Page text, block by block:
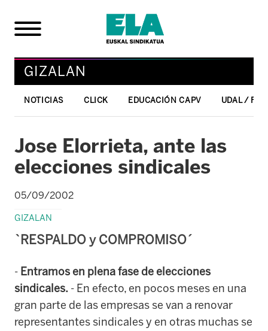
GIZALAN
NOTICIAS CLICK EDUCACIÓN CAPV UDAL /
Jose Elorrieta, ante las
elecciones sindicales
05/09/2002
GIZALAN
`RESPALDO y COMPROMISO´
- Entramos en plena fase de elecciones
sindicales. - En efecto, en pocos meses en una
gran parte de las empresas se van a renovar
representantes sindicales y en otras muchas se